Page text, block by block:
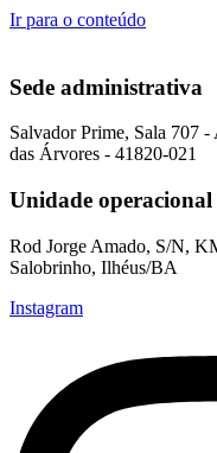
Ir para o conteúdo
Sede administrativa
Salvador Prime, Sala 707
das Árvores - 41820-021
Unidade operacional
Rod Jorge Amado, S/N,
Salobrinho, Ilhéus/BA
Instagram